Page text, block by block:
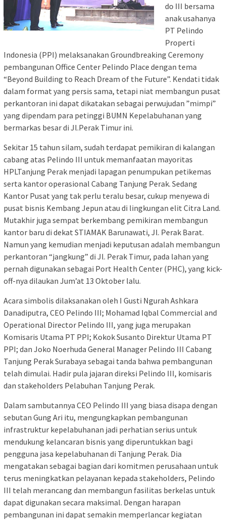
do III bersama
anak usahanya
PT Pelindo
Properti
Indonesia (PPI) melaksanakan Groundbreaking Ceremony
pembangunan Office Center Pelindo Place dengan tema
“Beyond Building to Reach Dream of the Future”. Kendati tidak
dalam format yang persis sama, tetapi niat membangun pusat
perkantoran ini dapat dikatakan sebagai perwujudan ”mimpi”
yang dipendam para petinggi BUMN Kepelabuhanan yang
bermarkas besar di Jl.Perak Timur ini.
Sekitar 15 tahun silam, sudah terdapat pemikiran di kalangan
cabang atas Pelindo III untuk memanfaatan mayoritas
HPLTanjung Perak menjadi lapagan penumpukan petikemas
serta kantor operasional Cabang Tanjung Perak. Sedang
Kantor Pusat yang tak perlu teralu besar, cukup menyewa di
pusat bisnis Kembang Jepun atau di lingkungan elit Citra Land.
Mutakhir juga sempat berkembang pemikiran membangun
kantor baru di dekat STIAMAK Barunawati, Jl. Perak Barat.
Namun yang kemudian menjadi keputusan adalah membangun
perkantoran “jangkung” di Jl. Perak Timur, pada lahan yang
pernah digunakan sebagai Port Health Center (PHC), yang kick-
off-nya dilaukan Jum’at 13 Oktober lalu.
Acara simbolis dilaksanakan oleh I Gusti Ngurah Ashkara
Danadiputra, CEO Pelindo III; Mohamad Iqbal Commercial and
Operational Director Pelindo III, yang juga merupakan
Komisaris Utama PT PPI; Kokok Susanto Direktur Utama PT
PPI; dan Joko Noerhuda General Manager Pelindo III Cabang
Tanjung Perak Surabaya sebagai tanda bahwa pembangunan
telah dimulai. Hadir pula jajaran direksi Pelindo III, komisaris
dan stakeholders Pelabuhan Tanjung Perak.
Dalam sambutannya CEO Pelindo III yang biasa disapa dengan
sebutan Gung Ari itu, mengungkapkan pembangunan
infrastruktur kepelabuhanan jadi perhatian serius untuk
mendukung kelancaran bisnis yang diperuntukkan bagi
pengguna jasa kepelabuhanan di Tanjung Perak. Dia
mengatakan sebagai bagian dari komitmen perusahaan untuk
terus meningkatkan pelayanan kepada stakeholders, Pelindo
III telah merancang dan membangun fasilitas berkelas untuk
dapat digunakan secara maksimal. Dengan harapan
pembangunan ini dapat semakin memperlancar kegiatan